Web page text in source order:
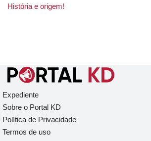
História e origem!
Expediente
Sobre o Portal KD
Política de Privacidade
Termos de uso